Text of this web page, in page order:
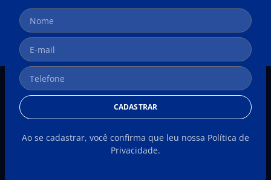
CADASTRAR
Ao se cadastrar, você confirma que leu nossa Política de
Privacidade.